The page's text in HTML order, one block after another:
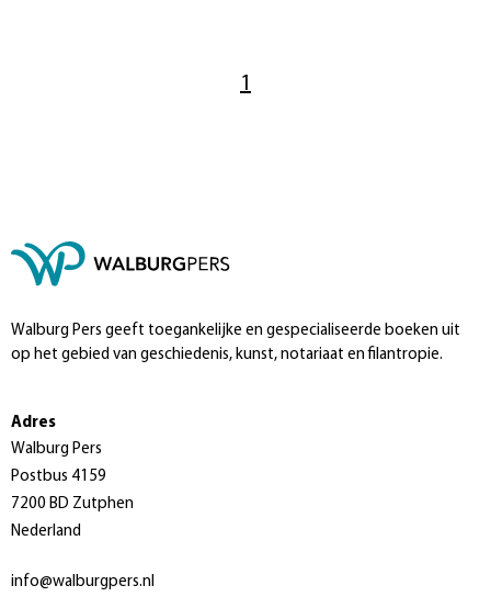
1
Walburg Pers geeft toegankelijke en gespecialiseerde boeken uit
op het gebied van geschiedenis, kunst, notariaat en filantropie.
Adres
Walburg Pers
Postbus 4159
7200 BD Zutphen
Nederland
info@walburgpers.nl